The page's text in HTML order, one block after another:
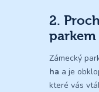
2.
parkem
Zámecký
ha a je
které vás